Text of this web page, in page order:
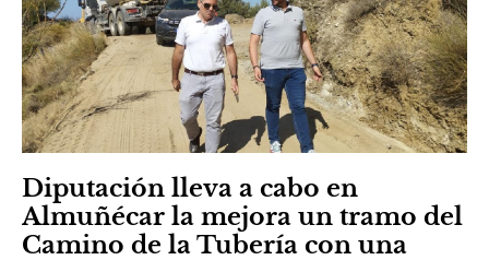
Diputación lleva a cabo en
Almuñécar la mejora un tramo del
Camino de la Tubería con una